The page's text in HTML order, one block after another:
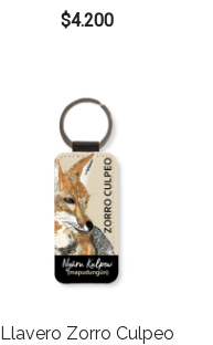
$4.200
Llavero Zorro Culpeo